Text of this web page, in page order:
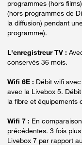
programmes (hors
(hors programmes de
la diffusion) pendant
programme).
L'enregistreur TV :
conservés 36 mois.
Wifi 6E : Débit wifi
avec la Livebox 5.
la fibre et équipements
Wifi 7 : En
précédentes. 3 fois
Livebox 7 par rapport